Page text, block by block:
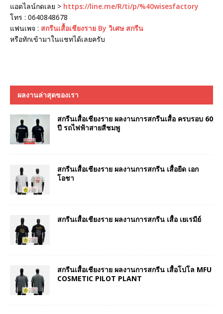
แอดไลน์กดเลย > https://line.me/R/ti/p/%40wisesfactory
โทร : 0640848678
แฟนเพจ : สกรีนเสื้อเชียงราย By วิเศษ สกรีน
หรือทักเข้ามาในแชทได้เลยครับ
ผลงานล่าสุดของเรา
สกรีนเสื้อเชียงราย ผลงานการสกรีนเสื้อ ครบรอบ 60
ปี รถไฟฟ้าสายสีชมพู
สกรีนเสื้อเชียงราย ผลงานการสกรีน เสื้อยืด เอก
โอชา
สกรีนเสื้อเชียงราย ผลงานการสกรีน เสื้อ เยเรมีย์
สกรีนเสื้อเชียงราย ผลงานการสกรีน เสื้อโปโล MFU
COSMETIC PILOT PLANT